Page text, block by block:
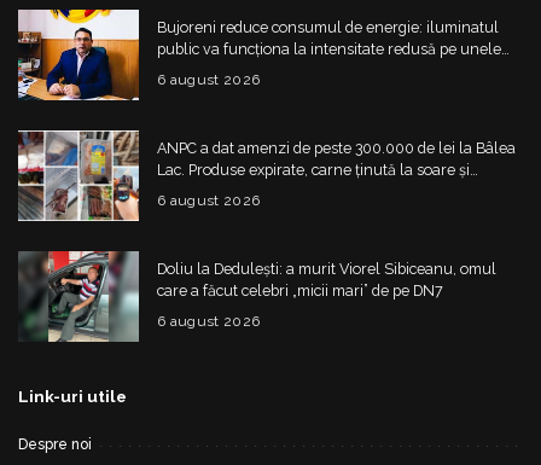
Bujoreni reduce consumul de energie: iluminatul
public va funcționa la intensitate redusă pe unele
străzi
6 august 2026
ANPC a dat amenzi de peste 300.000 de lei la Bâlea
Lac. Produse expirate, carne ținută la soare și
nereguli grave
6 august 2026
Doliu la Dedulești: a murit Viorel Sibiceanu, omul
care a făcut celebri „micii mari” de pe DN7
6 august 2026
Link-uri utile
Despre noi